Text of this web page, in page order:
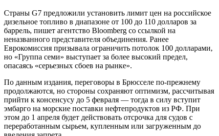
Страны G7 предложили установить лимит цен на российское
дизельное топливо в диапазоне от 100 до 110 долларов за
баррель, пишет агентство Bloomberg со ссылкой на
неназванного представителя объединения. Ранее
Еврокомиссия призывала ограничить потолок 100 долларами,
но «Группа семи» выступает за более высокий предел,
опасаясь «серьезных сбоев на рынке».
По данным издания, переговоры в Брюсселе по-прежнему
продолжаются, но стороны сохраняют оптимизм, рассчитывая
прийти к консенсусу до 5 февраля — тогда в силу вступит
эмбарго на морские поставки нефтепродуктов из РФ. При
этом до 1 апреля будет действовать отсрочка для судов с
переработанным сырьем, купленным или загруженным до